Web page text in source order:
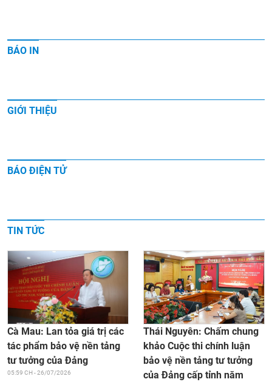
BÁO IN
GIỚI THIỆU
BÁO ĐIỆN TỬ
TIN TỨC
Cà Mau: Lan tỏa giá trị các
tác phẩm bảo vệ nền tảng
tư tưởng của Đảng
05:59 CH - 26/07/2026
Thái Nguyên: Chấm chung
khảo Cuộc thi chính luận
bảo vệ nền tảng tư tưởng
của Đảng cấp tỉnh năm